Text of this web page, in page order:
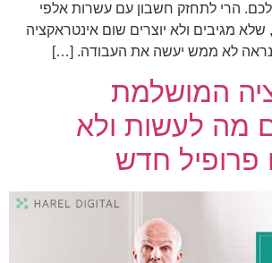
הרי לתחזק חשבון עם עשרות אלפי
שלא מגיבים ולא יוצרים שום אינטראקציה
לא ממש יעשה את העבודה. […]
המושלמת
מה לעשות ולא
חדש